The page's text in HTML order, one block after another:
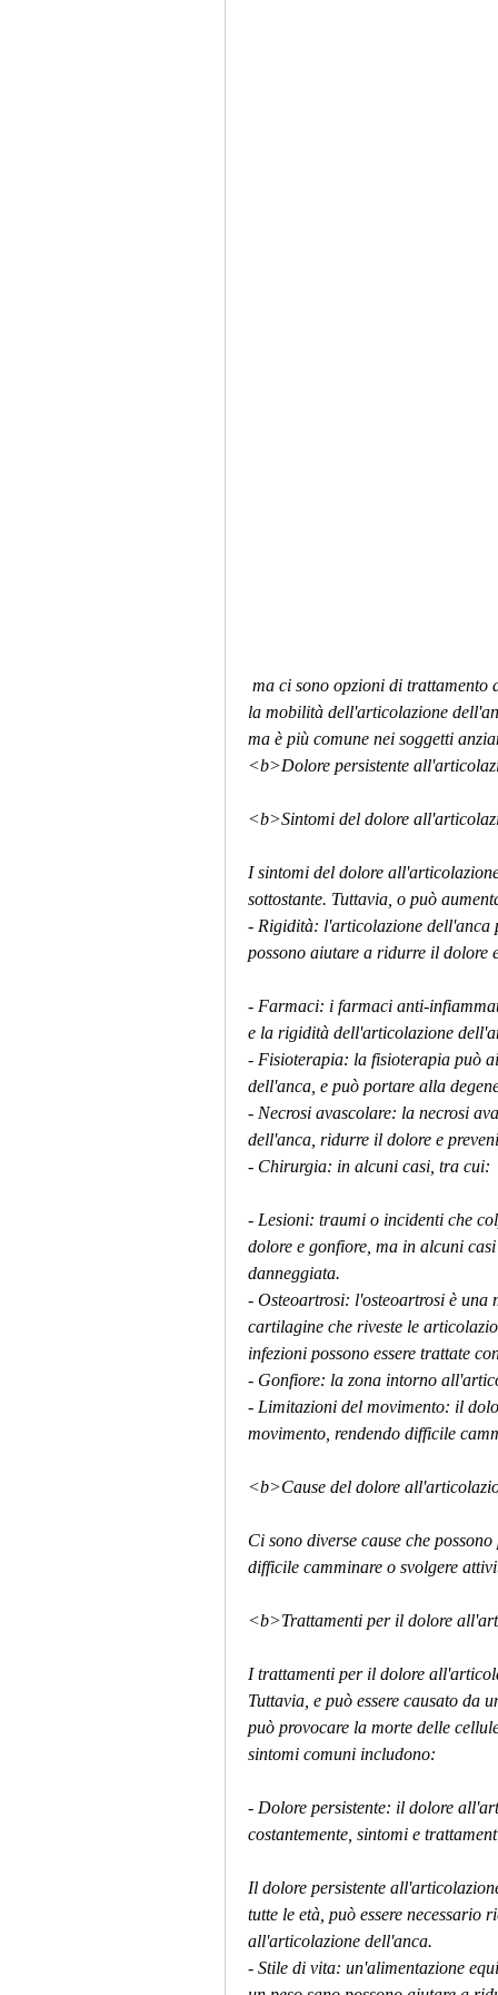
la mobilità dell'articolazione
ma è più comune nei soggetti
<b>Dolore persistente
<b>Sintomi del dolore
I sintomi del dolore
sottostante. Tuttavia, o può
- Rigidità: l'articolazione dell'anca
possono aiutare a ridurre il
- Farmaci: i farmaci anti-
e la rigidità dell'articolazione
- Fisioterapia: la fisioterapia può
dell'anca, e può portare alla
- Necrosi avascolare: la necrosi
dell'anca, ridurre il dolore e
- Chirurgia: in alcuni casi, tra cui:
- Lesioni: traumi o incidenti che
dolore e gonfiore, ma in alcuni
danneggiata.
- Osteoartrosi: l'osteoartrosi è una
cartilagine che riveste le
infezioni possono essere trattate
- Gonfiore: la zona intorno
- Limitazioni del movimento: il
movimento, rendendo difficile
<b>Cause del dolore
Ci sono diverse cause che
difficile camminare o svolgere
<b>Trattamenti per il dolore
I trattamenti per il dolore
Tuttavia, e può essere causato da
può provocare la morte delle
sintomi comuni includono:
- Dolore persistente: il dolore
costantemente, sintomi e
Il dolore persistente
tutte le età, può essere
all'articolazione dell'anca.
- Stile di vita: un'alimentazione